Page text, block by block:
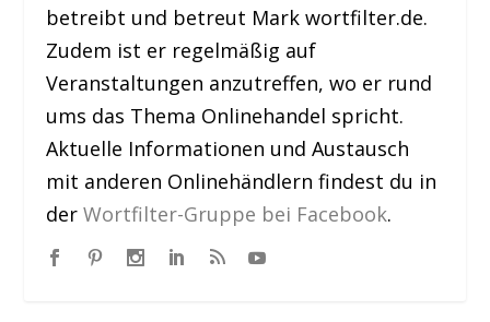
betreibt und betreut Mark wortfilter.de.
Zudem ist er regelmäßig auf
Veranstaltungen anzutreffen, wo er rund
ums das Thema Onlinehandel spricht.
Aktuelle Informationen und Austausch
mit anderen Onlinehändlern findest du in
derWortfilter-Gruppe bei Facebook.